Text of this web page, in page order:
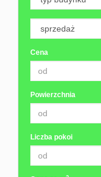
Cena
Powierzchnia
Liczba pokoi